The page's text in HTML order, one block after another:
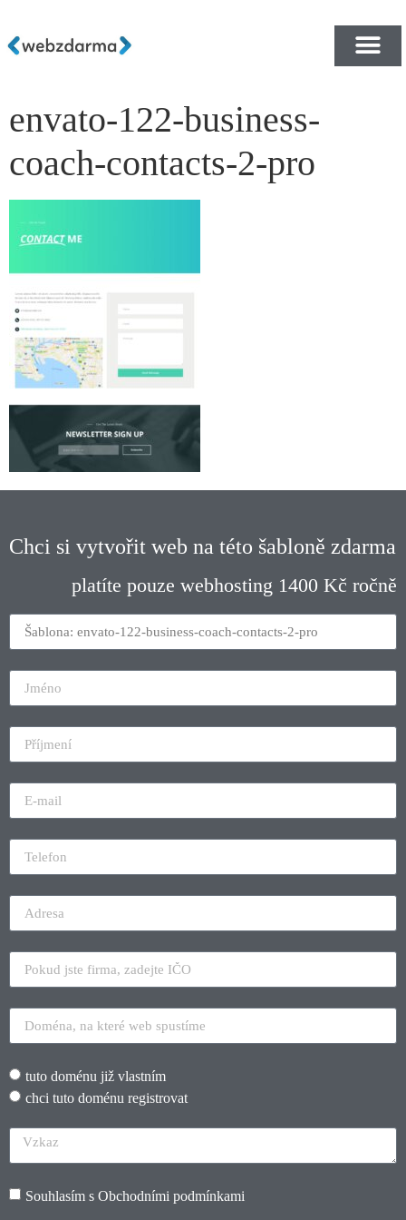
envato-122-business-
coach-contacts-2-pro
Chci si vytvořit web na této šabloně zdarma
platíte pouze webhosting 1400 Kč ročně
tuto doménu již vlastním
chci tuto doménu registrovat
Souhlasím s Obchodními podmínkami